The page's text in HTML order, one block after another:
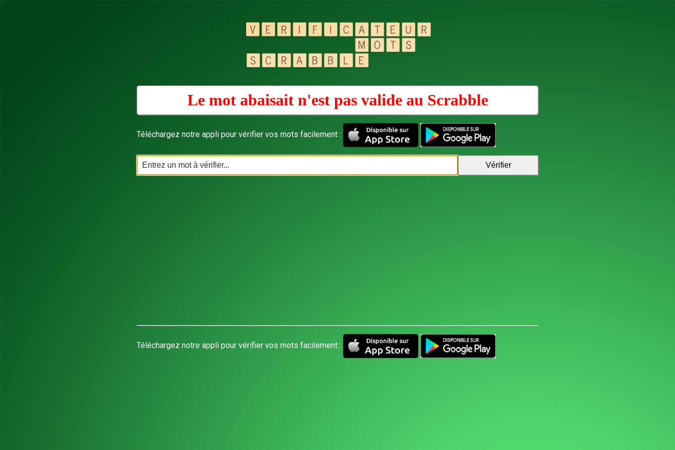
Le mot abaisait n'est pas valide au Scrabble
Téléchargez notre appli pour vérifier vos mots facilement :
Téléchargez notre appli pour vérifier vos mots facilement :